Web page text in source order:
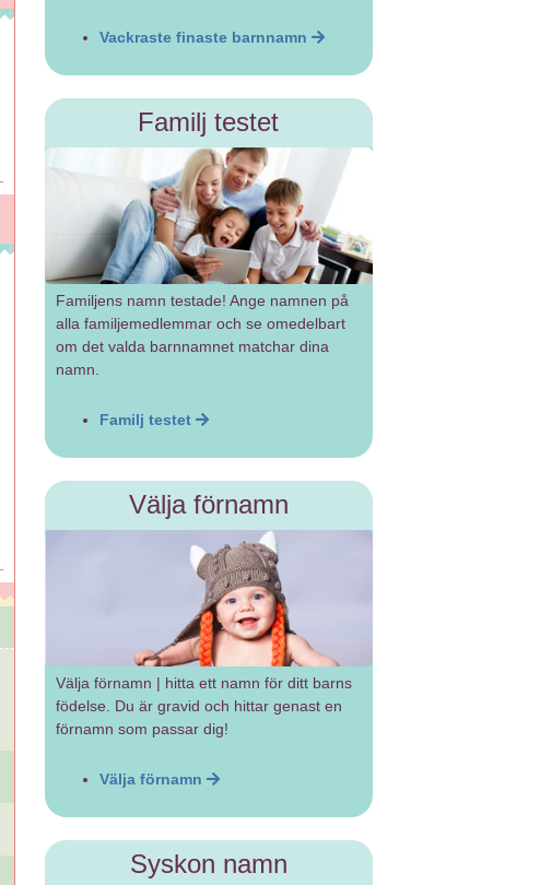
Vackraste finaste barnnamn
Familj testet
Familjens namn testade! Ange namnen på
alla familjemedlemmar och se omedelbart
om det valda barnnamnet matchar dina
namn.
Familj testet
Välja förnamn
Välja förnamn | hitta ett namn för ditt barns
födelse. Du är gravid och hittar genast en
förnamn som passar dig!
Välja förnamn
Syskon namn